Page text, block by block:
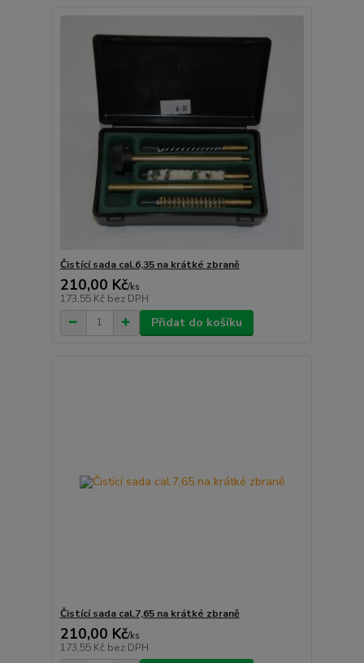
Čistící sada cal.6,35 na krátké zbraně
210,00 Kč/ks
173,55 Kč bez DPH
Přidat do košíku
Čistící sada cal.7,65 na krátké zbraně
210,00 Kč/ks
173,55 Kč bez DPH